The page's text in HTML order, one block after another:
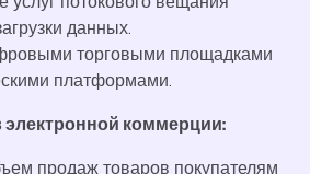
данных.
торговыми площадками
платформами.
коммерции:
продаж товаров покупателям